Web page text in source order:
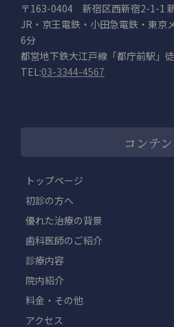
〒163-0404 新宿区西新宿2-1-1
JR・京王電鉄・小田急電鉄・東京
6分
都営地下鉄大江戸線「都庁前駅」
TEL:03-3344-4567
コンテ
トップページ
初診の方へ
優れた治療の背景
歯科医師のご紹介
診療内容
院内紹介
料金・その他
アクセス